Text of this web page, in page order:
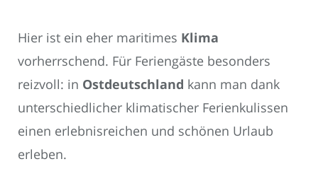
Hier ist ein eher maritimes Klima
vorherrschend. Für Feriengäste besonders
reizvoll: in Ostdeutschland kann man dank
unterschiedlicher klimatischer Ferienkulissen
einen erlebnisreichen und schönen Urlaub
erleben.